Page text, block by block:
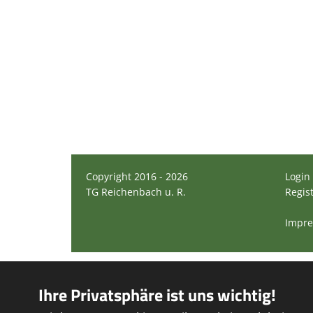
Copyright 2016 - 2026
TG Reichenbach u. R.
Login